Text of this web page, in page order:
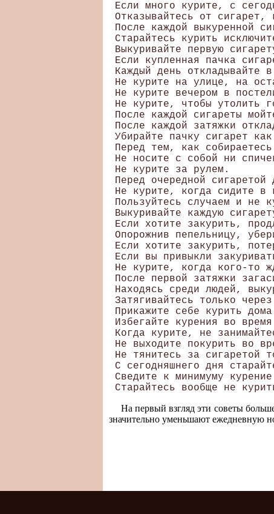
Если много курите, с
Отказывайтесь от сигарет,
После каждой выкуренной
Старайтесь курить
Выкуривайте первую
Если купленная пачка
Каждый день откладывайте
Не курите на улице, на
Не курите вечером в
Не курите, чтобы утолить
После каждой сигареты
После каждой затяжки
Убирайте пачку сигарет
Перед тем, как
Не носите с собой ни
Не курите за рулем.
Перед очередной
Не курите, когда сидите в
Пользуйтесь случаем и не
Выкуривайте каждую
Если хотите закурить,
Опорожнив пепельницу,
Если хотите закурить,
Если вы привыкли
Не курите, когда кого-то
После первой затяжки
Находясь среди людей,
Затягивайтесь только
Прикажите себе курить
Избегайте курения во
Когда курите, не
Не выходите покурить во
Не тянитесь за сигаретой
С сегодняшнего дня
Сведите к минимуму
На первый взгляд эти советы
значительно уменьшают ежедневную